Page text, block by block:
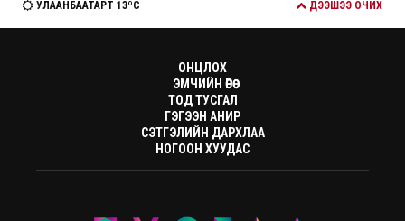
ДЭЭШЭЭ ОЧИХ
УЛААНБААТАРТ 13ºC
ОНЦЛОХ
ЭМЧИЙН ӨРӨӨ
ТОД ТУСГАЛ
ГЭГЭЭН АНИР
СЭТГЭЛИЙН ДАРХЛАА
НОГООН ХУУДАС